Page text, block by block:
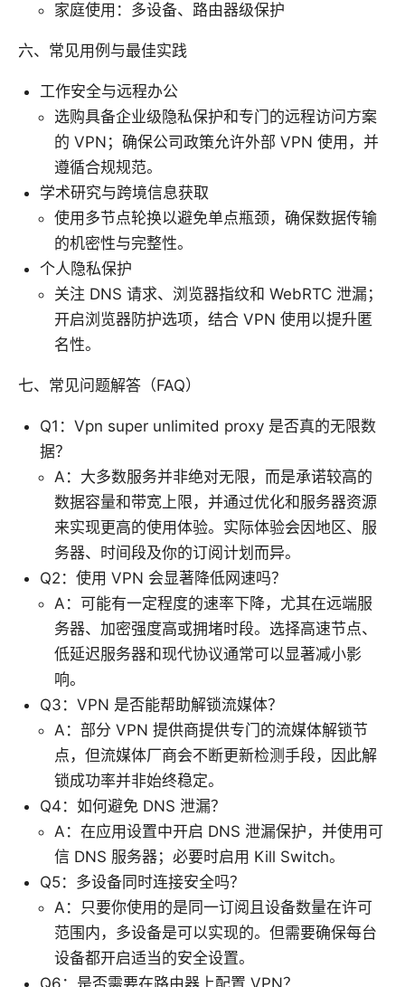
家庭使用：多设备、路由器级保护
六、常见用例与最佳实践
工作安全与远程办公
选购具备企业级隐私保护和专门的远程访问方案
的 VPN；确保公司政策允许外部 VPN 使用，并
遵循合规规范。
学术研究与跨境信息获取
使用多节点轮换以避免单点瓶颈，确保数据传输
的机密性与完整性。
个人隐私保护
关注 DNS 请求、浏览器指纹和 WebRTC 泄漏；
开启浏览器防护选项，结合 VPN 使用以提升匿
名性。
七、常见问题解答（FAQ）
Q1：Vpn super unlimited proxy 是否真的无限数
据？
A：大多数服务并非绝对无限，而是承诺较高的
数据容量和带宽上限，并通过优化和服务器资源
来实现更高的使用体验。实际体验会因地区、服
务器、时间段及你的订阅计划而异。
Q2：使用 VPN 会显著降低网速吗？
A：可能有一定程度的速率下降，尤其在远端服
务器、加密强度高或拥堵时段。选择高速节点、
低延迟服务器和现代协议通常可以显著减小影
响。
Q3：VPN 是否能帮助解锁流媒体？
A：部分 VPN 提供商提供专门的流媒体解锁节
点，但流媒体厂商会不断更新检测手段，因此解
锁成功率并非始终稳定。
Q4：如何避免 DNS 泄漏？
A：在应用设置中开启 DNS 泄漏保护，并使用可
信 DNS 服务器；必要时启用 Kill Switch。
Q5：多设备同时连接安全吗？
A：只要你使用的是同一订阅且设备数量在许可
范围内，多设备是可以实现的。但需要确保每台
设备都开启适当的安全设置。